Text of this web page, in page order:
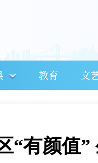
教育 文
“有颜值